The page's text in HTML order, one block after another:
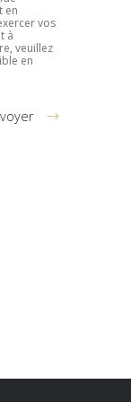
en
vos
à
veuillez
en